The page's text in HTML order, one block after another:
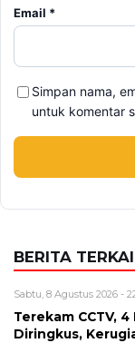
Email *
Simpan nama,
untuk komentar
BERITA
Sabtu, 8 Agustus 2026 -
Terekam CCTV,
Diringkus,